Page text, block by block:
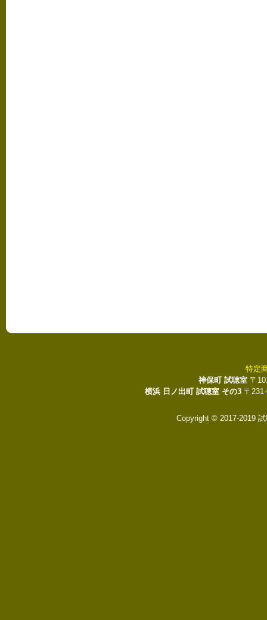
特定
神保町 試聴室 〒
横浜 日ノ出町 試聴室 その3 〒
Copyright © 2017-2019